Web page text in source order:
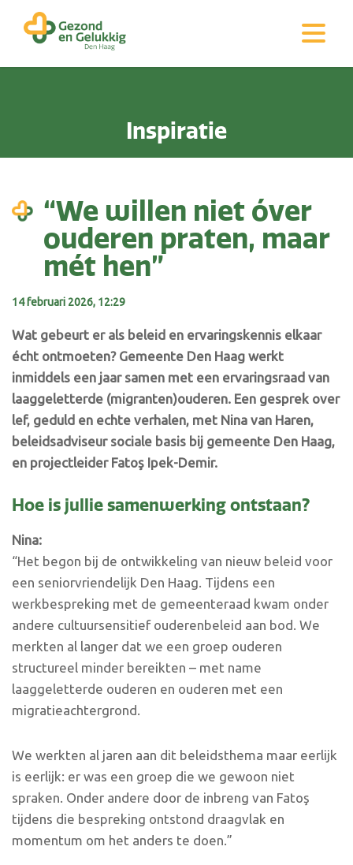
Inspiratie
“We willen niet óver
ouderen praten, maar
mét hen”
14 februari 2026, 12:29
Wat gebeurt er als beleid en ervaringskennis elkaar
écht ontmoeten? Gemeente Den Haag werkt
inmiddels een jaar samen met een ervaringsraad van
laaggeletterde (migranten)ouderen. Een gesprek over
lef, geduld en echte verhalen, met Nina van Haren,
beleidsadviseur sociale basis bij gemeente Den Haag,
en projectleider Fatoş Ipek-Demir.
Hoe is jullie samenwerking ontstaan?
Nina:
“Het begon bij de ontwikkeling van nieuw beleid voor
een seniorvriendelijk Den Haag. Tijdens een
werkbespreking met de gemeenteraad kwam onder
andere cultuursensitief ouderenbeleid aan bod. We
merkten al langer dat we een groep ouderen
structureel minder bereikten – met name
laaggeletterde ouderen en ouderen met een
migratieachtergrond.
We werkten al jaren aan dit beleidsthema maar eerlijk
is eerlijk: er was een groep die we gewoon niet
spraken. Onder andere door de inbreng van Fatoş
tijdens die bespreking ontstond draagvlak en
momentum om het anders te doen.”